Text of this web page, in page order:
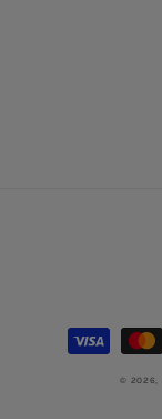
Μέθοδοι
πληρωμής
© 2026,